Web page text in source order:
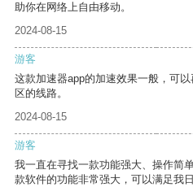
助你在网络上自由移动。
2024-08-15
游客
这款加速器app的加速效果一般，可
区的线路。
2024-08-15
游客
我一直在寻找一款功能强大、操作简
款软件的功能非常强大，可以满足我